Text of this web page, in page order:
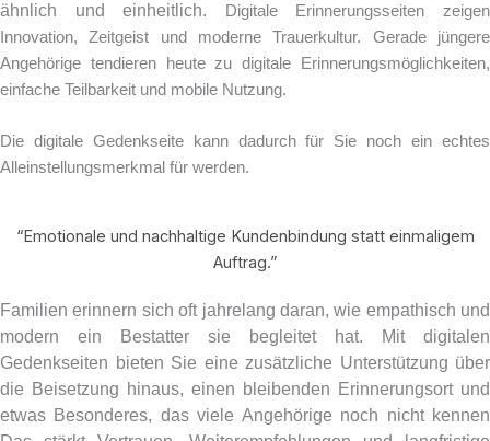
ähnlich und einheitlich.
Digitale Erinnerungsseiten zeigen
Innovation, Zeitgeist und moderne Trauerkultur. Gerade jüngere
Angehörige tendieren heute zu digitale Erinnerungsmöglichkeiten,
einfache Teilbarkeit und mobile Nutzung.
Die digitale Gedenkseite kann dadurch für Sie noch ein echtes
Alleinstellungsmerkmal für werden.
“Emotionale und nachhaltige Kundenbindung statt einmaligem
Auftrag.”
Familien erinnern sich oft jahrelang daran, wie empathisch und
modern ein Bestatter sie begleitet hat. Mit digitalen
Gedenkseiten bieten Sie eine zusätzliche Unterstützung über
die Beisetzung hinaus, einen bleibenden Erinnerungsort und
etwas Besonderes, das viele Angehörige noch nicht kennen